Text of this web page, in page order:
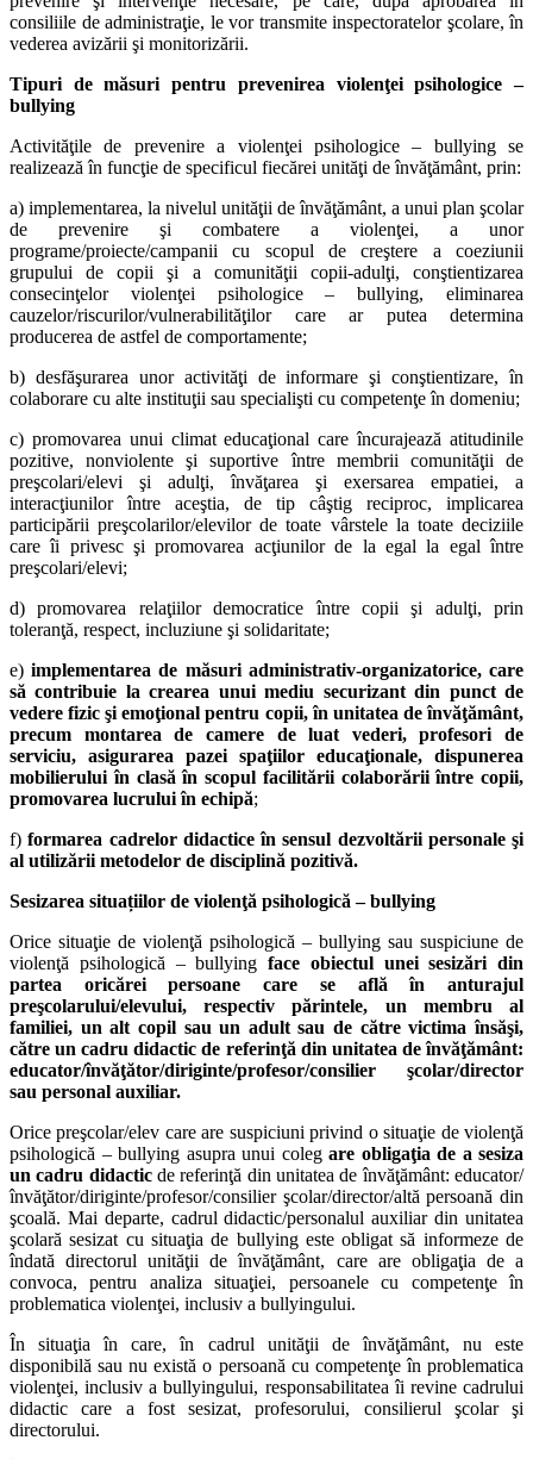
consiliile de administraţie, le vor transmite inspectoratelor şcolare, în
vederea avizării şi monitorizării.
Tipuri de măsuri pentru prevenirea violenţei psihologice –
bullying
Activităţile de prevenire a violenţei psihologice – bullying se
realizează în funcţie de specificul fiecărei unităţi de învăţământ, prin:
a) implementarea, la nivelul unităţii de învăţământ, a unui plan şcolar
de prevenire şi combatere a violenţei, a unor
programe/proiecte/campanii cu scopul de creştere a coeziunii
grupului de copii şi a comunităţii copii-adulţi, conştientizarea
consecinţelor violenţei psihologice – bullying, eliminarea
cauzelor/riscurilor/vulnerabilităţilor care ar putea determina
producerea de astfel de comportamente;
b) desfăşurarea unor activităţi de informare şi conştientizare, în
colaborare cu alte instituţii sau specialişti cu competenţe în domeniu;
c) promovarea unui climat educaţional care încurajează atitudinile
pozitive, nonviolente şi suportive între membrii comunităţii de
preşcolari/elevi şi adulţi, învăţarea şi exersarea empatiei, a
interacţiunilor între aceştia, de tip câştig reciproc, implicarea
participării preşcolarilor/elevilor de toate vârstele la toate deciziile
care îi privesc şi promovarea acţiunilor de la egal la egal între
preşcolari/elevi;
d) promovarea relaţiilor democratice între copii şi adulţi, prin
toleranţă, respect, incluziune şi solidaritate;
e)implementarea de măsuri administrativ-organizatorice, care
să contribuie la crearea unui mediu securizant din punct de
vedere fizic şi emoţional pentru copii, în unitatea de învăţământ,
precum montarea de camere de luat vederi, profesori de
serviciu, asigurarea pazei spaţiilor educaţionale, dispunerea
mobilierului în clasă în scopul facilitării colaborării între copii,
promovarea lucrului în echipă;
f)formarea cadrelor didactice în sensul dezvoltării personale şi
al utilizării metodelor de disciplină pozitivă.
Sesizarea situațiilor de violenţă psihologică – bullying
Orice situaţie de violenţă psihologică – bullying sau suspiciune de
violenţă psihologică – bullying face obiectul unei sesizări din
partea oricărei persoane care se află în anturajul
preşcolarului/elevului, respectiv părintele, un membru al
familiei, un alt copil sau un adult sau de către victima însăşi,
către un cadru didactic de referinţă din unitatea de învăţământ:
educator/învăţător/diriginte/profesor/consilier şcolar/director
sau personal auxiliar.
Orice preşcolar/elev care are suspiciuni privind o situaţie de violenţă
psihologică – bullying asupra unui coleg are obligaţia de a sesiza
un cadru didacticde referinţă din unitatea de învăţământ: educator/
învăţător/diriginte/profesor/consilier şcolar/director/altă persoană din
şcoală. Mai departe, cadrul didactic/personalul auxiliar din unitatea
şcolară sesizat cu situaţia de bullying este obligat să informeze de
îndată directorul unităţii de învăţământ, care are obligaţia de a
convoca, pentru analiza situaţiei, persoanele cu competenţe în
problematica violenţei, inclusiv a bullyingului.
În situaţia în care, în cadrul unităţii de învăţământ, nu este
disponibilă sau nu există o persoană cu competenţe în problematica
violenţei, inclusiv a bullyingului, responsabilitatea îi revine cadrului
didactic care a fost sesizat, profesorului, consilierul şcolar şi
directorului.